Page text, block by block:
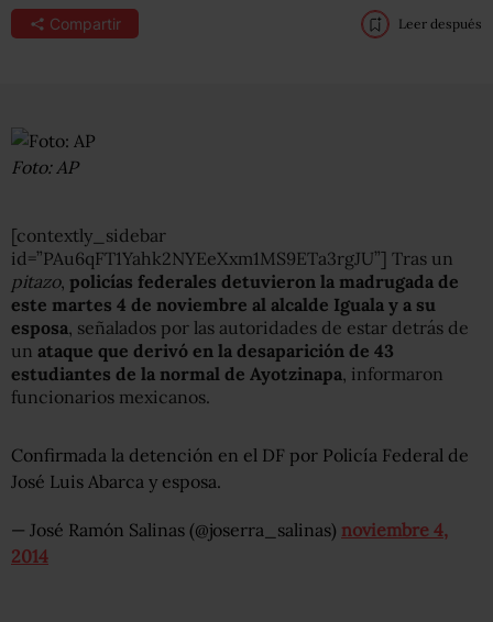
Compartir Leer después
Foto: AP
[contextly_sidebar
id=”PAu6qFT1Yahk2NYEeXxm1MS9ETa3rgJU”] Tras un
pitazo, policías federales detuvieron la madrugada de
este martes 4 de noviembre al alcalde Iguala y a su
esposa, señalados por las autoridades de estar detrás de
un ataque que derivó en la desaparición de 43
estudiantes de la normal de Ayotzinapa, informaron
funcionarios mexicanos.
Confirmada la detención en el DF por Policía Federal de
José Luis Abarca y esposa.
— José Ramón Salinas (@joserra_salinas) noviembre 4,
2014